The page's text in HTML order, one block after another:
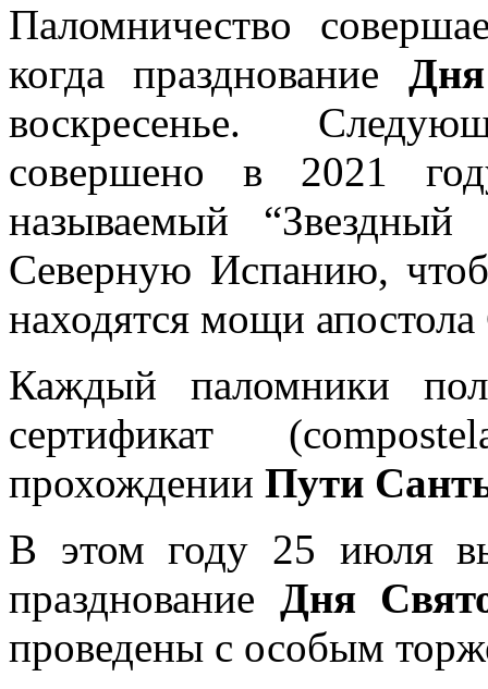
Паломничество
когда празднование
воскресенье.
совершено в 2021
называемый
Северную Испанию,
находятся мощи апостола
Каждый паломники
сертификат
прохождении Пути
В этом году 25 июля
празднование Дня
проведены с особым